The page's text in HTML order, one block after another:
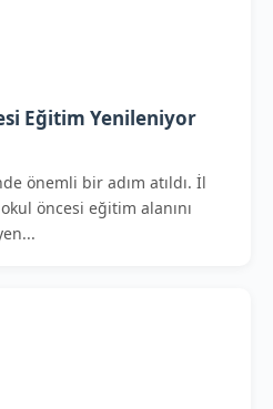
Eğitim Yenileniyor
önemli bir adım atıldı. İl
öncesi eğitim alanını